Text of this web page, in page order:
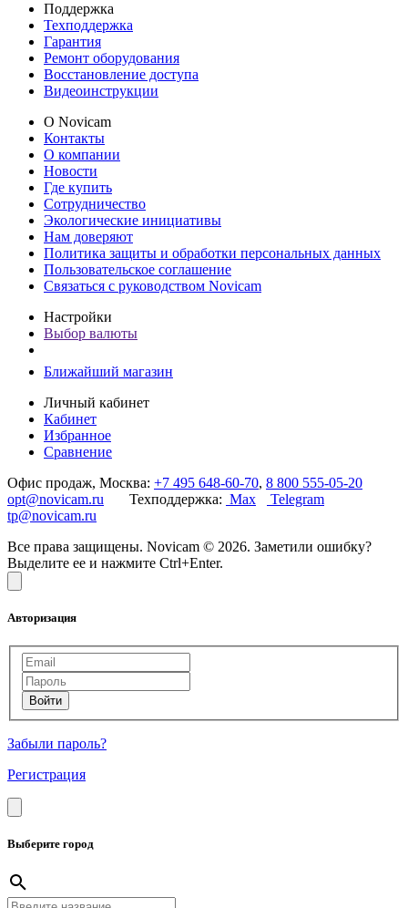
Поддержка
Техподдержка
Гарантия
Ремонт оборудования
Восстановление доступа
Видеоинструкции
О Novicam
Контакты
О компании
Новости
Где купить
Сотрудничество
Экологические инициативы
Нам доверяют
Политика защиты и обработки персональных данных
Пользовательское соглашение
Связаться с руководством Novicam
Настройки
Выбор валюты
Ближайший магазин
Личный кабинет
Кабинет
Избранное
Сравнение
Офис продаж, Москва: +7 495 648-60-70, 8 800 555-05-20
opt@novicam.ru Техподдержка: Max
Telegram
tp@novicam.ru
Все права защищены. Novicam © 2026. Заметили ошибку?
Выделите ее и нажмите Ctrl+Enter.
Авторизация
Забыли пароль?
Регистрация
Выберите город